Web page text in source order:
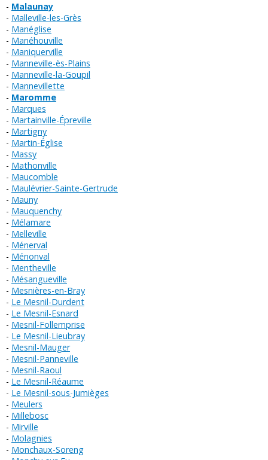
Malaunay
Malleville-les-Grès
Manéglise
Manéhouville
Maniquerville
Manneville-ès-Plains
Manneville-la-Goupil
Mannevillette
Maromme
Marques
Martainville-Épreville
Martigny
Martin-Église
Massy
Mathonville
Maucomble
Maulévrier-Sainte-Gertrude
Mauny
Mauquenchy
Mélamare
Melleville
Ménerval
Ménonval
Mentheville
Mésangueville
Mesnières-en-Bray
Le Mesnil-Durdent
Le Mesnil-Esnard
Mesnil-Follemprise
Le Mesnil-Lieubray
Mesnil-Mauger
Mesnil-Panneville
Mesnil-Raoul
Le Mesnil-Réaume
Le Mesnil-sous-Jumièges
Meulers
Millebosc
Mirville
Molagnies
Monchaux-Soreng